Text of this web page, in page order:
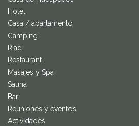
Hotel
Casa / apartamento
Camping
Riad
Restaurant
Masajes y Spa
Sauna
Bar
Reuniones y eventos
Actividades